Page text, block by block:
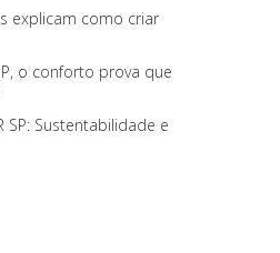
explicam como criar
o conforto prova que
SP: Sustentabilidade e